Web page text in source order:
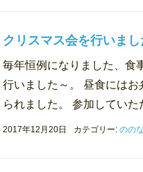
クリスマス会を行いまし
毎年恒例になりました、食
行いました～。 昼食には
られました。 参加してい
2017年12月20日 カテゴリー: のの